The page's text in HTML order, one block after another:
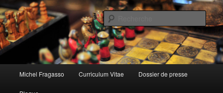
Aller
au
contenu
principal
principal
Michel Fragasso Curriculum Vitae Dossier de presse